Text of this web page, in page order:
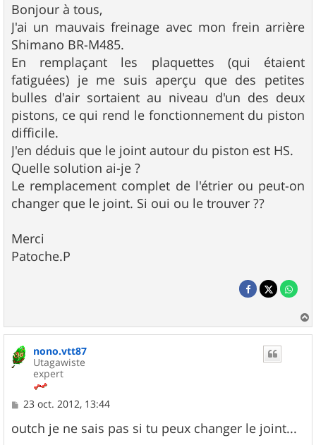
s
s
a
g
e
Bonjour à tous,
J'ai un mauvais freinage avec mon frein arrière
Shimano BR-M485.
En remplaçant les plaquettes (qui étaient
fatiguées) je me suis aperçu que des petites
bulles d'air sortaient au niveau d'un des deux
pistons, ce qui rend le fonctionnement du piston
difficile.
J'en déduis que le joint autour du piston est HS.
Quelle solution ai-je ?
Le remplacement complet de l'étrier ou peut-on
changer que le joint. Si oui ou le trouver ??
Merci
Patoche.P
a
nono.vtt87
Utagawiste
expert
M
s
s
23 oct. 2012, 13:44
outch je ne sais pas si tu peux changer le joint...